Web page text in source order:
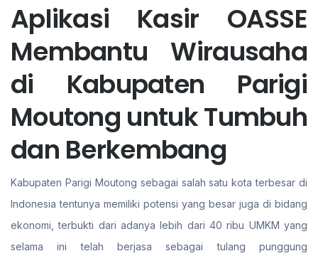
Aplikasi Kasir OASSE
Membantu Wirausaha
di Kabupaten Parigi
Moutong untuk Tumbuh
dan Berkembang
Kabupaten Parigi Moutong sebagai salah satu kota terbesar di
Indonesia tentunya memiliki potensi yang besar juga di bidang
ekonomi, terbukti dari adanya lebih dari 40 ribu UMKM yang
selama ini telah berjasa sebagai tulang punggung